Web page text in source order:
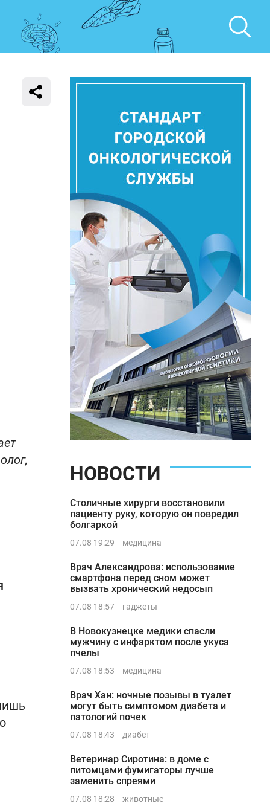
НОВОСТИ
Столичные хирурги восстановили
пациенту руку, которую он повредил
болгаркой
07.08 19:29 медицина
Врач Александрова: использование
смартфона перед сном может
вызвать хронический недосып
07.08 18:57 гаджеты
В Новокузнецке медики спасли
мужчину с инфарктом после укуса
пчелы
07.08 18:53 медицина
Врач Хан: ночные позывы в туалет
могут быть симптомом диабета и
патологий почек
07.08 18:43 диабет
Ветеринар Сиротина: в доме с
питомцами фумигаторы лучше
заменить спреями
07.08 18:28 животные